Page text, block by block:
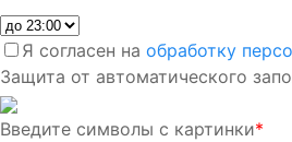
Я согласен на обработку
Защита от автоматического
Введите символы с картинки*